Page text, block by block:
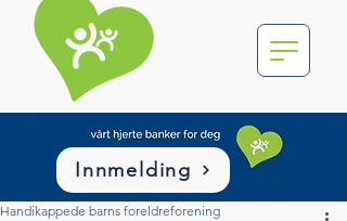
Innmelding
Handikappede barns foreldreforening